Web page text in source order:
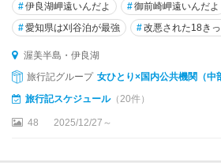
#伊良湖岬遠いんだよ #御前崎岬遠いんだよ
#愛知県は刈谷泊が最強 #改悪された18き
渥美半島・伊良湖
旅行記グループ 女ひとり×国内公共機関（中
旅行記スケジュール（20件）
48 2025/12/27～